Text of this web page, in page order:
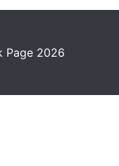
Page 2026